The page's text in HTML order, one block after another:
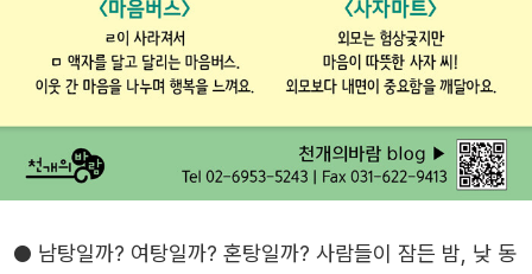
● 남탕일까? 여탕일까? 혼탕일까? 사람들이 잠든 밤, 낮 동